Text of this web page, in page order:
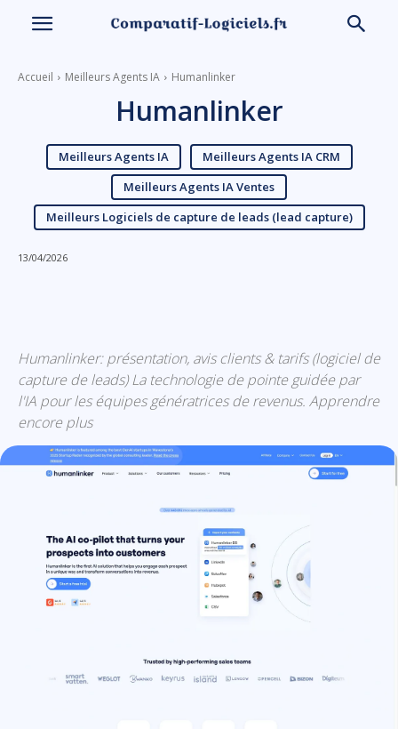
Accueil Meilleurs Agents IA Humanlinker
Humanlinker
Meilleurs Agents IA
Meilleurs Agents IA CRM
Meilleurs Agents IA Ventes
Meilleurs Logiciels de capture de leads (lead capture)
13/04/2026
Humanlinker: présentation, avis clients & tarifs (logiciel de
capture de leads) La technologie de pointe guidée par
l'IA pour les équipes génératrices de revenus. Apprendre
encore plus